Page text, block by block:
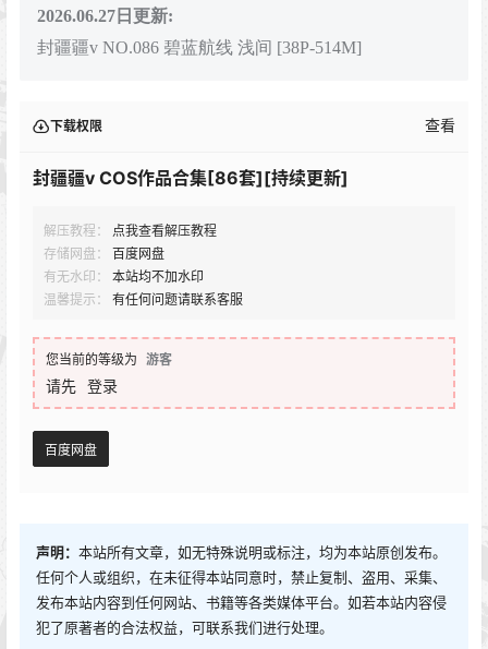
2026.06.27日更新:
封疆疆v NO.086 碧蓝航线 浅间 [38P-514M]
下载权限 查看
封疆疆v COS作品合集[86套][持续更新]
解压教程：
点我查看解压教程
存储网盘：
百度网盘
有无水印：
本站均不加水印
温馨提示：
有任何问题请联系客服
您当前的等级为 游客
请先 登录
百度网盘
声明： 本站所有文章，如无特殊说明或标注，均为本站原创发布。
任何个人或组织，在未征得本站同意时，禁止复制、盗用、采集、
发布本站内容到任何网站、书籍等各类媒体平台。如若本站内容侵
犯了原著者的合法权益，可联系我们进行处理。